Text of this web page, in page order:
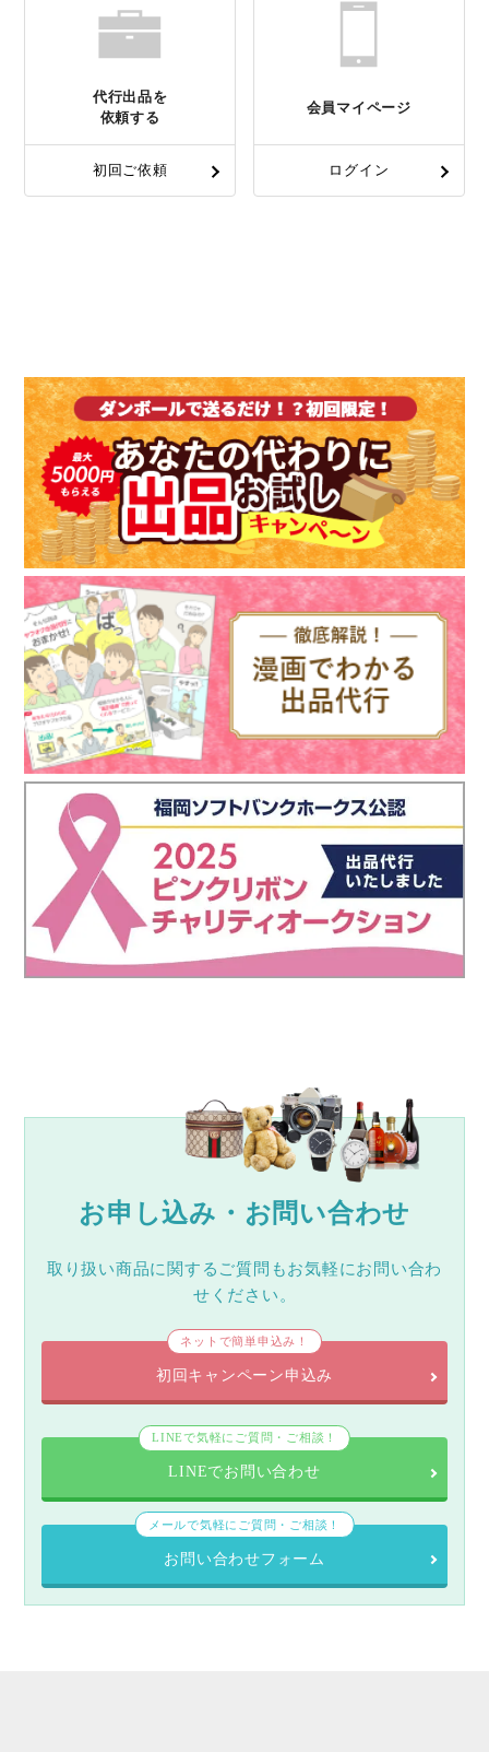
代行出品を
依頼する
初回ご依頼
会員マイページ
ログイン
お申し込み・お問い合わせ
取り扱い商品に関するご質問もお気軽にお問い合わ
せください。
ネットで簡単申込み！
初回キャンペーン申込み
LINEで気軽にご質問・ご相談！
LINEでお問い合わせ
メールで気軽にご質問・ご相談！
お問い合わせフォーム